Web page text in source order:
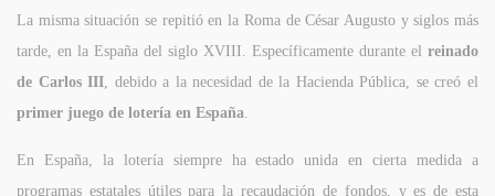
La misma situación se repitió en la Roma de César Augusto y siglos más
tarde, en la España del siglo XVIII. Específicamente durante el reinado
de Carlos III , debido a la necesidad de la Hacienda Pública, se creó el
primer juego de lotería en España
En España, la lotería siempre ha estado unida en cierta medida a
programas estatales útiles para la recaudación de fondos, y es de esta